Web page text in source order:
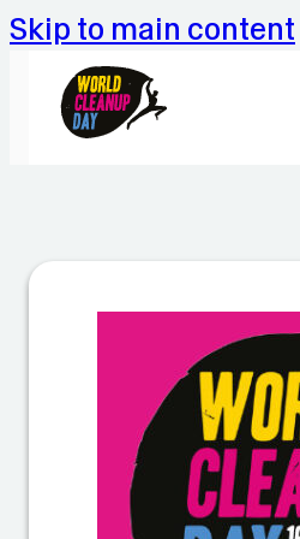
Skip to main content